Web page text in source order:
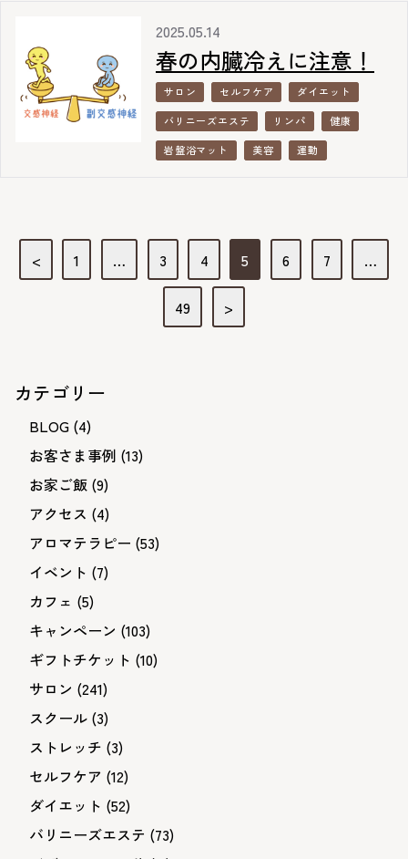
2025.05.14
春の内臓冷えに注意！
サロン セルフケア
ダイエット
バリニーズエステ
リンパ
健康
岩盤浴マット
美容 運動
< 1 … 3 4 5 6 7 …
49 >
カテゴリー
BLOG (4)
お客さま事例 (13)
お家ご飯 (9)
アクセス (4)
アロマテラピー (53)
イベント (7)
カフェ (5)
キャンペーン (103)
ギフトチケット (10)
サロン (241)
スクール (3)
ストレッチ (3)
セルフケア (12)
ダイエット (52)
バリニーズエステ (73)